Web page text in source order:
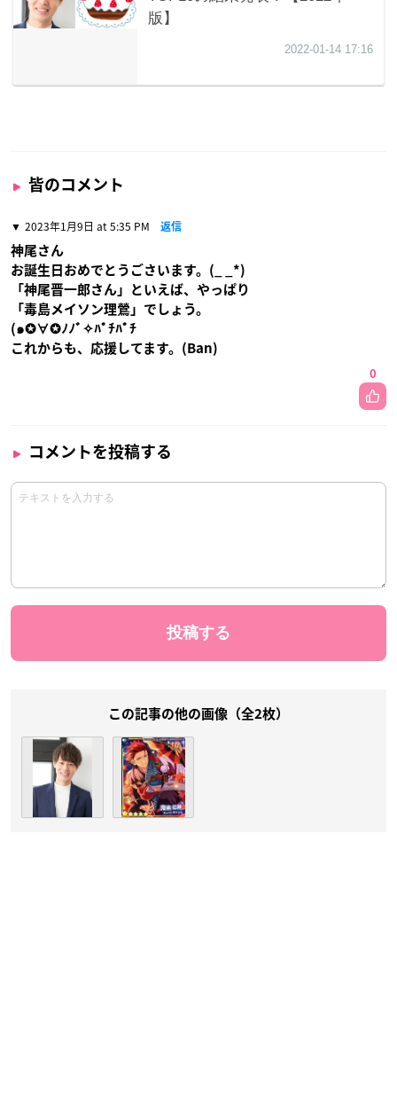
皆のコメント
2023年1月9日 at 5:35 PM 返信
神尾さん
お誕生日おめでとうごさいます。(_ _*)
「神尾晋一郎さん」といえば、やっぱり
「毒島メイソン理鶯」でしょう。
(๑✪∀✪ﾉﾉﾞ✧ﾊﾟﾁﾊﾟﾁ
これからも、応援してます。(Ban)
0
コメントを投稿する
この記事の他の画像（全2枚）